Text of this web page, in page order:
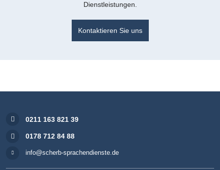
Dienstleistungen.
Kontaktieren Sie uns
0211 163 821 39
0178 712 84 88
info@scherb-sprachendienste.de